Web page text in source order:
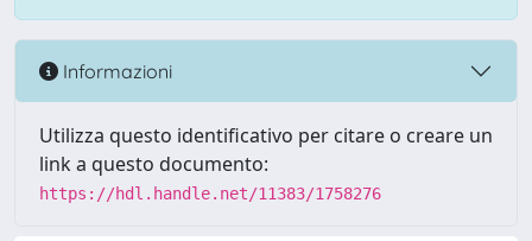
Informazioni
Utilizza questo identificativo per citare o creare un
link a questo documento:
https://hdl.handle.net/11383/1758276